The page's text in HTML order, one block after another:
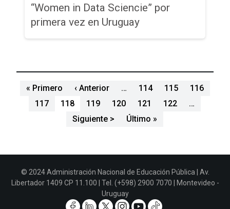
“Women in Data Sciencie” por
primera vez en Uruguay
Paginación
« Primero Primera página
‹ AnteriorPágina anterior
… 114 115
116
117
118 119 120 121 122
…
Siguiente > Siguiente página
Último »
© 2024 Administración Nacional de Educación Pública | Av.
Libertador 1409 CP 11.100 | Tel. (+598) 2900 7070 | Montevideo -
Uruguay